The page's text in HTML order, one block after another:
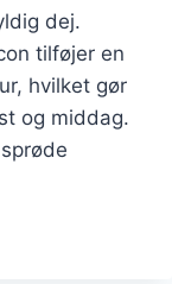
dej.
tilføjer en
hvilket gør
og middag.